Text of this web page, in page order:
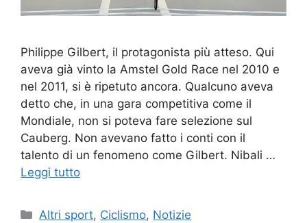
Philippe Gilbert, il protagonista più atteso. Qui
aveva già vinto la Amstel Gold Race nel 2010 e
nel 2011, si è ripetuto ancora. Qualcuno aveva
detto che, in una gara competitiva come il
Mondiale, non si poteva fare selezione sul
Cauberg. Non avevano fatto i conti con il
talento di un fenomeno come Gilbert. Nibali …
Leggi tutto
Categorie
Altri sport, Ciclismo, Notizie